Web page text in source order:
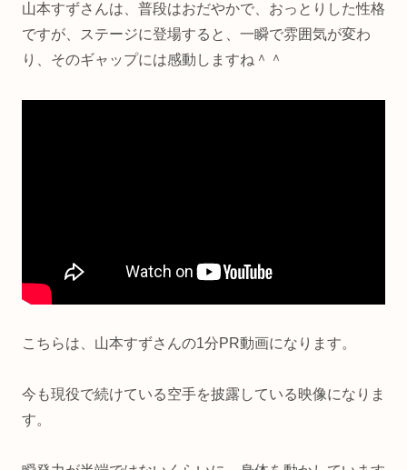
山本すずさんは、普段はおだやかで、おっとりした性格
ですが、ステージに登場すると、一瞬で雰囲気が変わ
り、そのギャップには感動しますね＾＾
こちらは、山本すずさんの1分PR動画になります。
今も現役で続けている空手を披露している映像になりま
す。